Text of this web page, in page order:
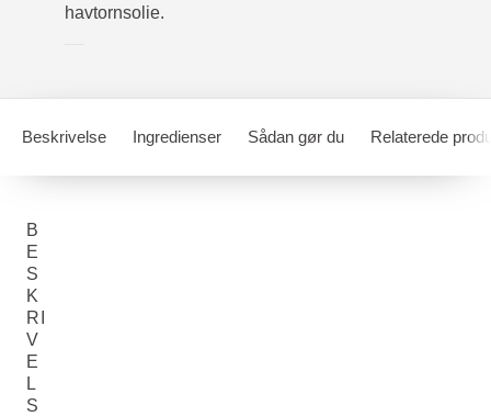
havtornsolie.
Beskrivelse Ingredienser Sådan gør du Relaterede
B
E
S
K
RI
V
E
L
S